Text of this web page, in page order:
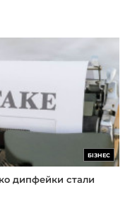
БІЗНЕС
дипфейки стали